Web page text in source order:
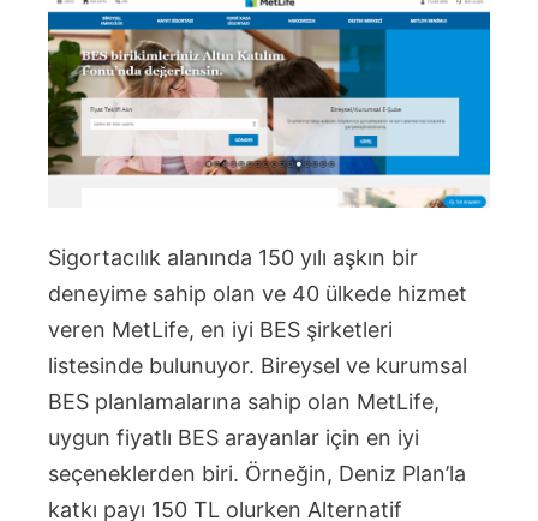
Sigortacılık alanında 150 yılı aşkın bir
deneyime sahip olan ve 40 ülkede hizmet
veren MetLife, en iyi BES şirketleri
listesinde bulunuyor. Bireysel ve kurumsal
BES planlamalarına sahip olan MetLife,
uygun fiyatlı BES arayanlar için en iyi
seçeneklerden biri. Örneğin, Deniz Plan’la
katkı payı 150 TL olurken Alternatif